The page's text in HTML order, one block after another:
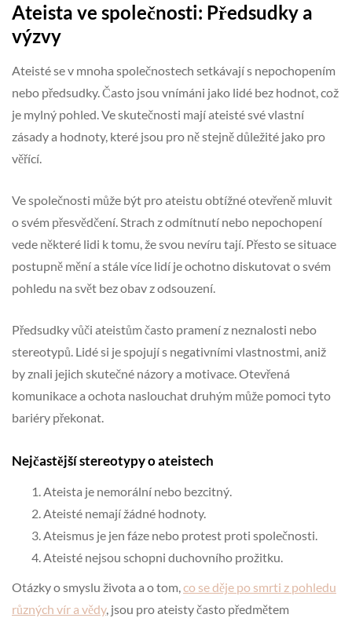
Ateista ve společnosti: Předsudky a
výzvy
Ateisté se v mnoha společnostech setkávají s nepochopením
nebo předsudky. Často jsou vnímáni jako lidé bez hodnot, což
je mylný pohled. Ve skutečnosti mají ateisté své vlastní
zásady a hodnoty, které jsou pro ně stejně důležité jako pro
věřící.
Ve společnosti může být pro ateistu obtížné otevřeně mluvit
o svém přesvědčení. Strach z odmítnutí nebo nepochopení
vede některé lidi k tomu, že svou nevíru tají. Přesto se situace
postupně mění a stále více lidí je ochotno diskutovat o svém
pohledu na svět bez obav z odsouzení.
Předsudky vůči ateistům často pramení z neznalosti nebo
stereotypů. Lidé si je spojují s negativními vlastnostmi, aniž
by znali jejich skutečné názory a motivace. Otevřená
komunikace a ochota naslouchat druhým může pomoci tyto
bariéry překonat.
Nejčastější stereotypy o ateistech
Ateista je nemorální nebo bezcitný.
Ateisté nemají žádné hodnoty.
Ateismus je jen fáze nebo protest proti společnosti.
Ateisté nejsou schopni duchovního prožitku.
Otázky o smyslu života a o tom,co se děje po smrti z pohledu
různých vír a vědy, jsou pro ateisty často předmětem